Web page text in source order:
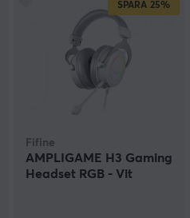
SPARA 25%
Fifine
AMPLIGAME H3 Gaming
Headset RGB - Vit